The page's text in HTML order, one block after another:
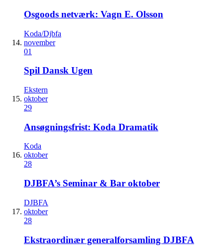
Osgoods netværk: Vagn E. Olsson
Koda/Djbfa
november
01
Spil Dansk Ugen
Ekstern
oktober
29
Ansøgningsfrist: Koda Dramatik
Koda
oktober
28
DJBFA’s Seminar & Bar oktober
DJBFA
oktober
28
Ekstraordinær generalforsamling DJBFA